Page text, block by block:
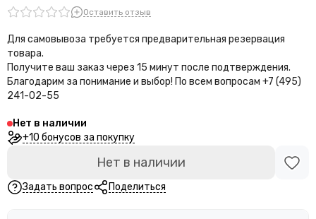
Оставить отзыв
Для самовывоза требуется предварительная резервация
товара.
Получите ваш заказ через 15 минут после подтверждения.
Благодарим за понимание и выбор! По всем вопросам +7 (495)
241-02-55
Нет в наличии
+10 бонусов за покупку
Нет в наличии
Задать вопрос Поделиться